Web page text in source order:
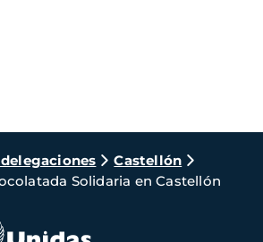
Castellón
Solidaria en Castellón